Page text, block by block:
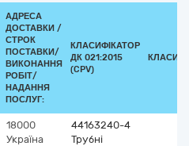
АДРЕСА
ДОСТАВКИ /
СТРОК
ПОСТАВКИ/
ВИКОНАННЯ
РОБІТ/
НАДАННЯ
ПОСЛУГ:
КЛАСИФІКАТОР
ДК 021:2015
(CPV)
18000
Україна
44163240-4
Трубні